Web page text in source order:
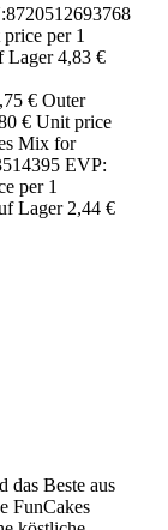
per 1
Lager 4,83 €
€ Outer
€ Unit price
Mix for
EVP:
per 1
Lager 2,44 €
das Beste aus
FunCakes